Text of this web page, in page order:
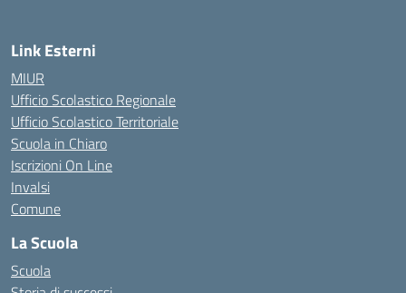
Link Esterni
MIUR
Ufficio Scolastico Regionale
Ufficio Scolastico Territoriale
Scuola in Chiaro
Iscrizioni On Line
Invalsi
Comune
La Scuola
Scuola